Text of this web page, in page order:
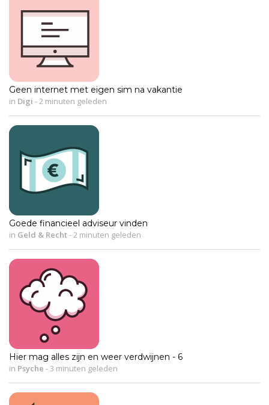
Geen internet met eigen sim na vakantie
in Digi -2 minuten geleden
Goede financieel adviseur vinden
in Geld & Recht-2 minuten geleden
Hier mag alles zijn en weer verdwijnen - 6
in Psyche -3 minuten geleden